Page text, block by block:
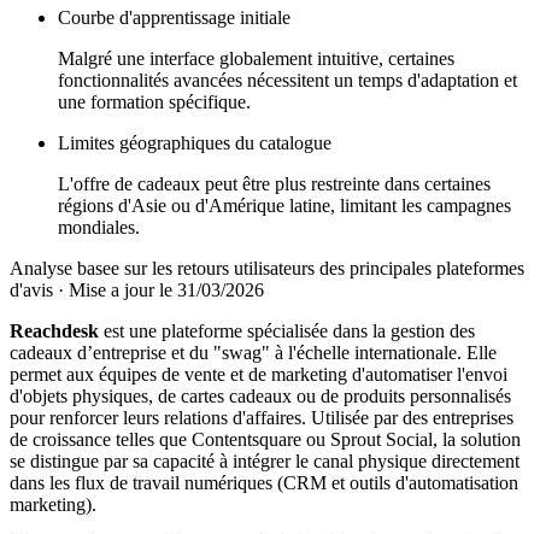
Courbe d'apprentissage initiale
Malgré une interface globalement intuitive, certaines
fonctionnalités avancées nécessitent un temps d'adaptation et
une formation spécifique.
Limites géographiques du catalogue
L'offre de cadeaux peut être plus restreinte dans certaines
régions d'Asie ou d'Amérique latine, limitant les campagnes
mondiales.
Analyse basee sur les retours utilisateurs des principales plateformes
d'avis · Mise a jour le 31/03/2026
Reachdesk est une plateforme spécialisée dans la gestion des
cadeaux d’entreprise et du "swag" à l'échelle internationale. Elle
permet aux équipes de vente et de marketing d'automatiser l'envoi
d'objets physiques, de cartes cadeaux ou de produits personnalisés
pour renforcer leurs relations d'affaires. Utilisée par des entreprises
de croissance telles que Contentsquare ou Sprout Social, la solution
se distingue par sa capacité à intégrer le canal physique directement
dans les flux de travail numériques (CRM et outils d'automatisation
marketing).